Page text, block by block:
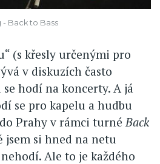
Back to Bass
(s křesly určenými pro
v diskuzích často
hodí na koncerty. A já
se pro kapelu a hudbu
Prahy v rámci turné Back
jsem si hned na netu
Ale to je každého